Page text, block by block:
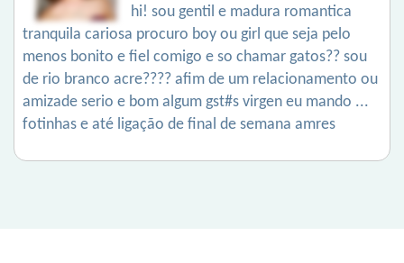
hi! sou gentil e madura romantica
tranquila cariosa procuro boy ou girl que seja pelo
menos bonito e fiel comigo e so chamar gatos?? sou
de rio branco acre???? afim de um relacionamento ou
amizade serio e bom algum gst#s virgen eu mando ...
fotinhas e até ligação de final de semana amres